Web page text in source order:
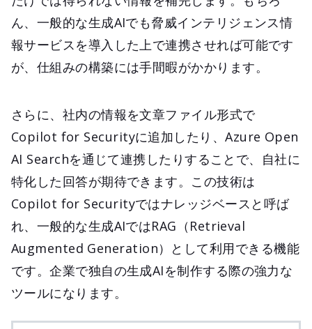
ん、一般的な生成AIでも脅威インテリジェンス情
報サービスを導入した上で連携させれば可能です
が、仕組みの構築には手間暇がかかります。
さらに、社内の情報を文章ファイル形式で
Copilot for Securityに追加したり、Azure Open
AI Searchを通じて連携したりすることで、自社に
特化した回答が期待できます。この技術は
Copilot for Securityではナレッジベースと呼ば
れ、一般的な生成AIではRAG（Retrieval
Augmented Generation）として利用できる機能
です。企業で独自の生成AIを制作する際の強力な
ツールになります。